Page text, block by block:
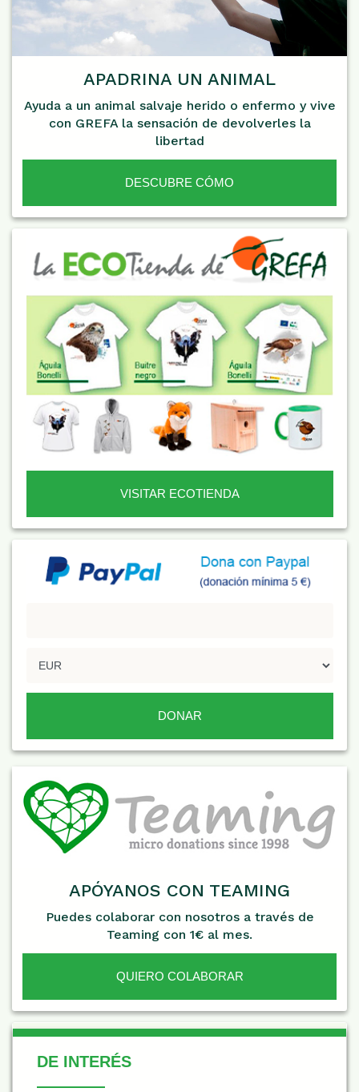
APADRINA UN ANIMAL
Ayuda a un animal salvaje herido o enfermo y vive
con GREFA la sensación de devolverles la
libertad
DESCUBRE CÓMO
VISITAR ECOTIENDA
APÓYANOS CON TEAMING
Puedes colaborar con nosotros a través de
Teaming con 1€ al mes.
QUIERO COLABORAR
De Interés
DE INTERÉS